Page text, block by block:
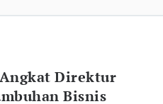
Angkat Direktur
Bisnis